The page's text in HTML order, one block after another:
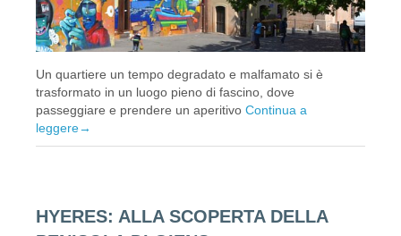
Un quartiere un tempo degradato e malfamato si è
trasformato in un luogo pieno di fascino, dove
passeggiare e prendere un aperitivo Continua a
leggere→
HYERES: ALLA SCOPERTA DELLA